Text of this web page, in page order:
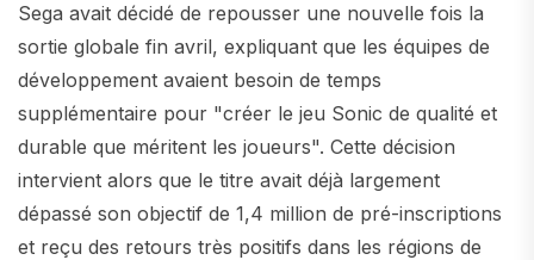
Sega avait décidé de repousser une nouvelle fois la
sortie globale fin avril, expliquant que les équipes de
développement avaient besoin de temps
supplémentaire pour "créer le jeu Sonic de qualité et
durable que méritent les joueurs". Cette décision
intervient alors que le titre avait déjà largement
dépassé son objectif de 1,4 million de pré-inscriptions
et reçu des retours très positifs dans les régions de